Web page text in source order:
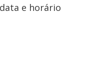
e horário